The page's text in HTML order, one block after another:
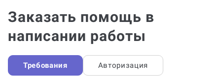
написании работы
Требования Авторизация